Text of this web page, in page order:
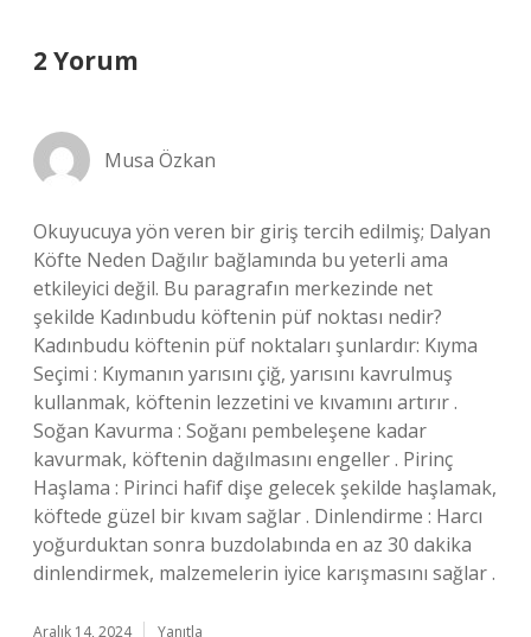
2 Yorum
Musa Özkan
Okuyucuya yön veren bir giriş tercih edilmiş; Dalyan
Köfte Neden Dağılır bağlamında bu yeterli ama
etkileyici değil. Bu paragrafın merkezinde net
şekilde Kadınbudu köftenin püf noktası nedir?
Kadınbudu köftenin püf noktaları şunlardır: Kıyma
Seçimi : Kıymanın yarısını çiğ, yarısını kavrulmuş
kullanmak, köftenin lezzetini ve kıvamını artırır .
Soğan Kavurma : Soğanı pembeleşene kadar
kavurmak, köftenin dağılmasını engeller . Pirinç
Haşlama : Pirinci hafif dişe gelecek şekilde haşlamak,
köftede güzel bir kıvam sağlar . Dinlendirme : Harcı
yoğurduktan sonra buzdolabında en az 30 dakika
dinlendirmek, malzemelerin iyice karışmasını sağlar .
Aralık 14, 2024 Yanıtla